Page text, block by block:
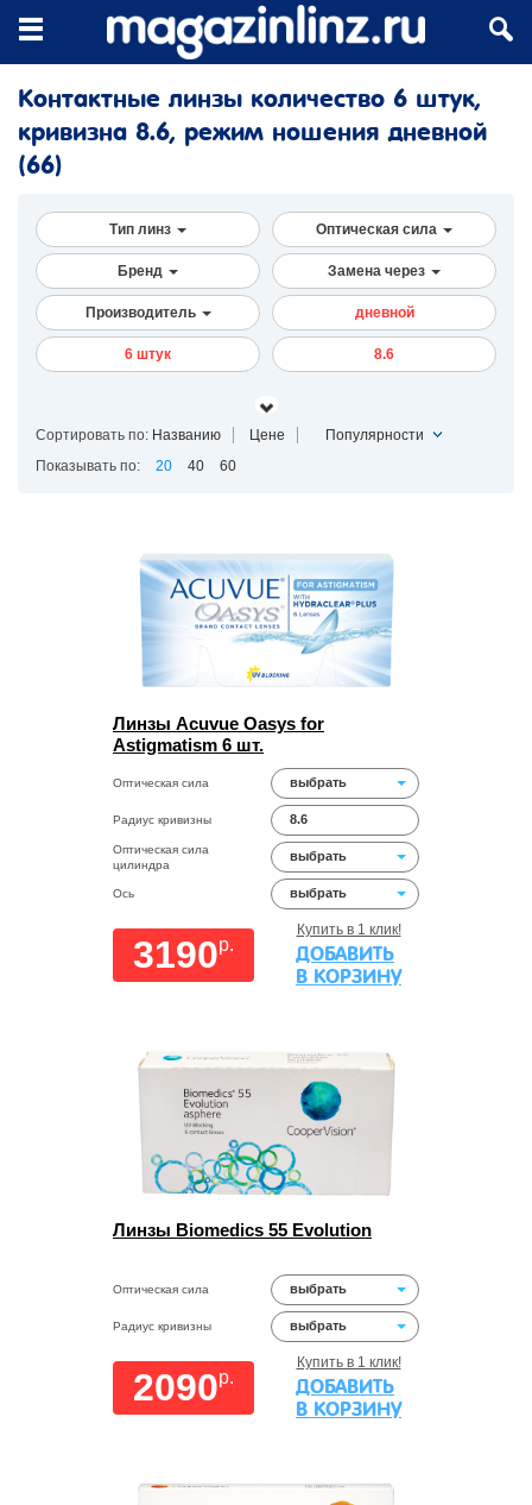
Контактные линзы количество 6 штук,
кривизна 8.6, режим ношения дневной
(66)
Тип линз Оптическая сила
Бренд Замена через
Производитель дневной
6 штук 8.6
Сортировать по: Названию Цене
Популярности
Показывать по:
20 40 60
Линзы Acuvue Oasys for
Astigmatism 6 шт.
Оптическая сила выбрать
Радиус кривизны 8.6
Оптическая сила
цилиндра
выбрать
Ось выбрать
3190p.
Купить в 1 клик!
ДОБАВИТЬ
В КОРЗИНУ
Линзы Biomedics 55 Evolution
Оптическая сила выбрать
Радиус кривизны выбрать
2090p.
Купить в 1 клик!
ДОБАВИТЬ
В КОРЗИНУ